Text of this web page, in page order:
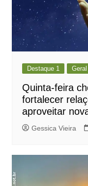
Destaque 1 Geral
Quinta-feira
fortalecer
aproveitar
Gessica Vieira